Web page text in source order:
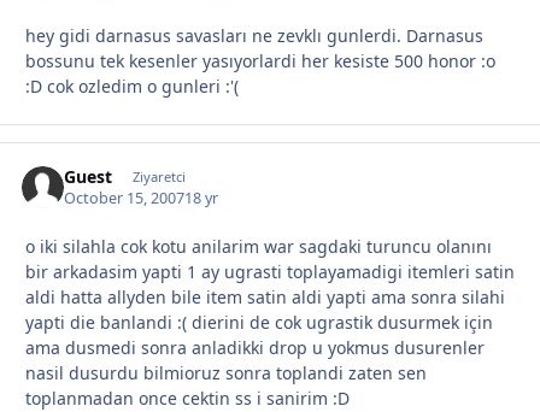
hey gidi darnasus savasları ne zevklı gunlerdi. Darnasus
bossunu tek kesenler yasıyorlardi her kesiste 500 honor :o
:D cok ozledim o gunleri :'(
Guest Ziyaretci
October 15, 200718 yr
o iki silahla cok kotu anilarim war sagdaki turuncu olanını
bir arkadasim yapti 1 ay ugrasti toplayamadigi itemleri satin
aldi hatta allyden bile item satin aldi yapti ama sonra silahi
yapti die banlandi :( dierini de cok ugrastik dusurmek için
ama dusmedi sonra anladikki drop u yokmus dusurenler
nasil dusurdu bilmioruz sonra toplandi zaten sen
toplanmadan once cektin ss i sanirim :D